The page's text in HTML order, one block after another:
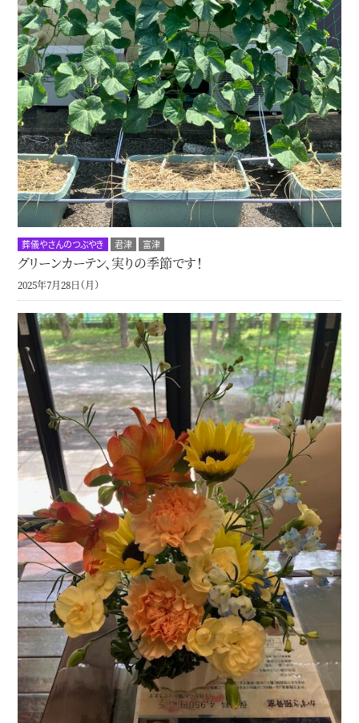
葬儀やさんのつぶやき 君津 富津
グリーンカーテン、実りの季節です！
2025年7月28日（月）